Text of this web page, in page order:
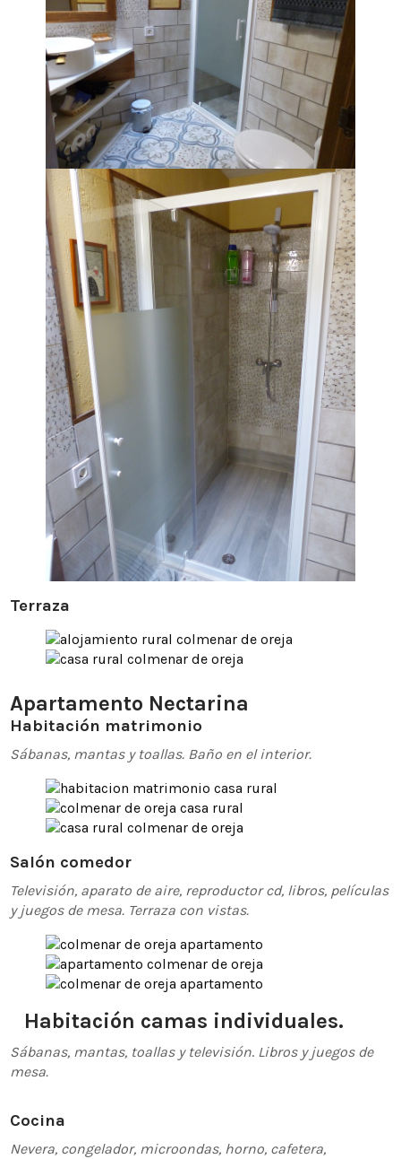
Terraza
Apartamento Nectarina
Habitación matrimonio
Sábanas, mantas y toallas. Baño en el interior.
Salón comedor
Televisión, aparato de aire, reproductor cd, libros, películas
y juegos de mesa. Terraza con vistas.
Habitación camas individuales.
Sábanas, mantas, toallas y televisión. Libros y juegos de
mesa.
Cocina
Nevera, congelador, microondas, horno, cafetera,